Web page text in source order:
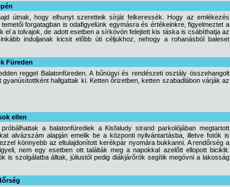
útnak, hogy elhunyt szeretteik sírját felkeressék. Hogy az emlékezés
forgatagban is odafigyelünk egymásra és értékeinkre, figyelmeztet a
el a tolvajok, de adott esetben a sírkövön felejtett kis táska is csábíthatja az
induljanak kicsit előbb úti céljukhoz, nehogy a rohanásból baleset
Füreden
reggel Balatonfüreden. A bűnügyi és rendészeti osztály összehangolt
hallgattak ki. Ketten őrizetben, ketten szabadlábon várják az
ellen
a balatonfürediek a Kisfaludy strand parkolójában megtartott
alvázszám alapján emelik be a központi nyilvántartásba, illetve fotók is
könnyebb az eltulajdonított kerékpár nyomára bukkanni. A rendőrség a
nem egy esetben ott találták meg a napokkal azelőtt ellopott biciklit.
is szolgálatba álltak, júliustól pedig diákjárőrök segítik megóvni a lakosság